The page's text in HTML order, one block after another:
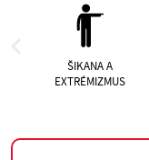
ŠIKANA A
EXTRÉMIZMUS